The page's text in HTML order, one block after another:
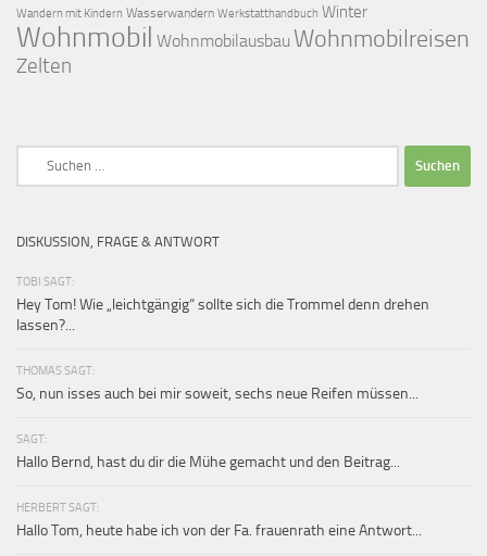
Wandern mit Kindern Wasserwandern Werkstatthandbuch Winter
Wohnmobil Wohnmobilausbau Wohnmobilreisen
Zelten
DISKUSSION, FRAGE & ANTWORT
TOBI SAGT:
Hey Tom! Wie „leichtgängig“ sollte sich die Trommel denn drehen
lassen?...
THOMAS SAGT:
So, nun isses auch bei mir soweit, sechs neue Reifen müssen...
SAGT:
Hallo Bernd, hast du dir die Mühe gemacht und den Beitrag...
HERBERT SAGT:
Hallo Tom, heute habe ich von der Fa. frauenrath eine Antwort...